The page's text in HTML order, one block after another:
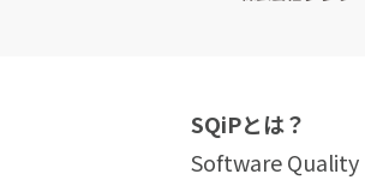
SQiPとは？
Software Quality